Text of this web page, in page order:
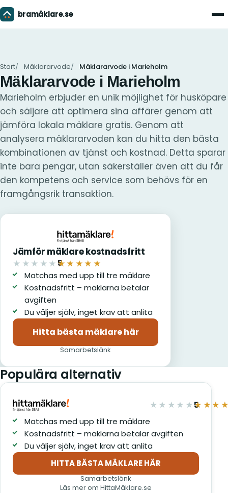
bramäklare.se
Start Mäklararvode Mäklararvode i Marieholm
Mäklararvode i Marieholm
Marieholm erbjuder en unik möjlighet för husköpare
och säljare att optimera sina affärer genom att
jämföra lokala mäklare gratis. Genom att
analysera mäklararvoden kan du hitta den bästa
kombinationen av tjänst och kostnad. Detta sparar
inte bara pengar, utan säkerställer även att du får
den kompetens och service som behövs för en
framgångsrik transaktion.
Jämför mäklare kostnadsfritt
★★★★★ ★★★★★
5
av 5
Matchas med upp till tre mäklare
Kostnadsfritt – mäklarna betalar
avgiften
Du väljer själv, inget krav att anlita
Hitta bästa mäklare här
(öppnas i nytt fönster)
Samarbetslänk
Populära alternativ
★★★★★5
av 5
Matchas med upp till tre mäklare
Kostnadsfritt – mäklarna betalar avgiften
Du väljer själv, inget krav att anlita
HITTA BÄSTA MÄKLARE HÄR
(öppnas i nytt fönster)
Samarbetslänk
Läs mer om HittaMäklare.se